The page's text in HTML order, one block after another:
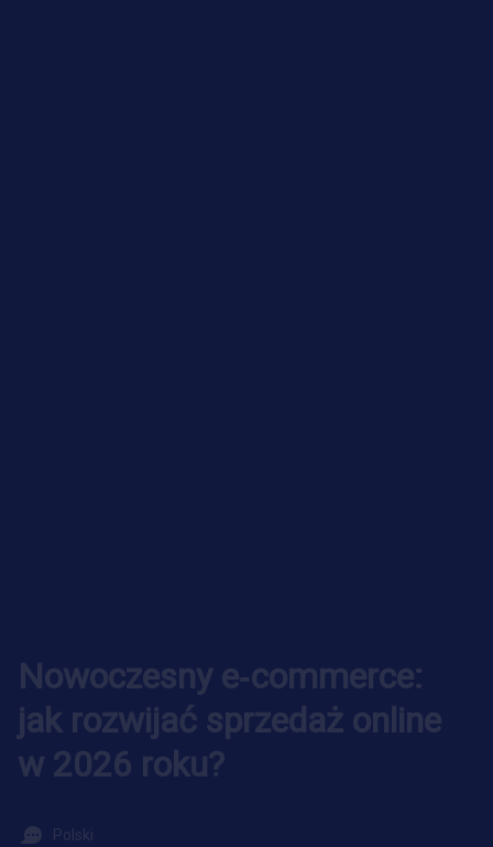
Nowoczesny e‑commerce:
jak rozwijać sprzedaż online
w 2026 roku?
Polski